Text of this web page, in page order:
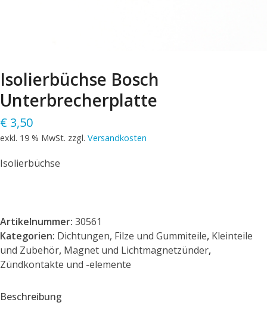
Isolierbüchse Bosch
Unterbrecherplatte
€ 3,50
exkl. 19 % MwSt. zzgl. Versandkosten
Isolierbüchse
Artikelnummer: 30561
Kategorien: Dichtungen, Filze und Gummiteile, Kleinteile
und Zubehör, Magnet und Lichtmagnetzünder,
Zündkontakte und -elemente
Beschreibung